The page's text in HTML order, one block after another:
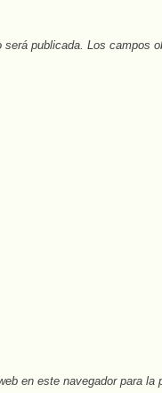
publicada. Los campos
en este navegador para la